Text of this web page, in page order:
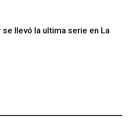
se llevó la ultima serie en La